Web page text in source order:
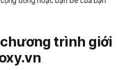
trình giới